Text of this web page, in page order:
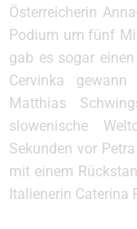
Österreicherin
Podium um fünf
gab es sogar
Cervinka
Matthias
slowenische
Sekunden vor
mit einem
Italienerin Caterina